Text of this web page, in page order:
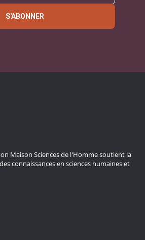
S'ABONNER
Maison Sciences de l'Homme soutient la
connaissances en sciences humaines et